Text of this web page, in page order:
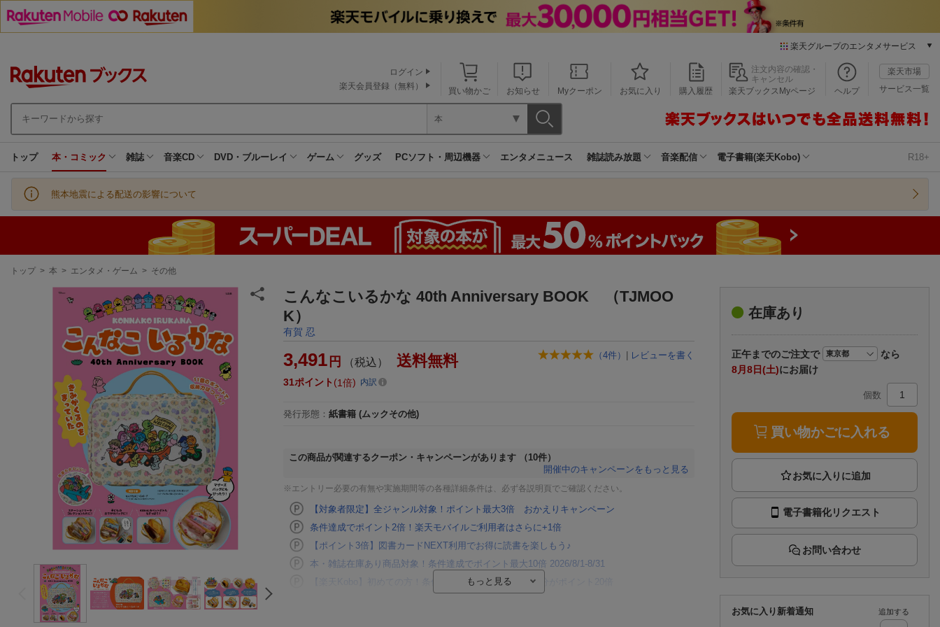
楽天グループのエンタメサービス
本/ゲーム/CD/DVD
楽天ブックス
楽天Kobo
エンタメニュース
推し楽
買い物かご お知らせ Myクーポン お気に入り 購入履歴
注文内容の確認・
キャンセル
楽天ブックスMyページ
ヘルプ
楽天市場
サービス一覧
ログイン
楽天会員登録（無料）
本
トップ 本・コミック 雑誌 音楽CD DVD・ブルーレイ ゲーム グッズ PCソフト・周辺機器 エンタメニュース 雑誌読み放題 音楽配信 電子書籍(楽天Kobo) R18+
熊本地震による配送の影響について
現
トップ > 本 > エンタメ・ゲーム > その他
こんなこいるかな 40th Anniversary BOOK （TJMOO
K）
有賀 忍
（4件） | レビューを書く
3,491 円 （税込） 送料無料
31ポイント 1倍 内訳
発行形態 ： 紙書籍 (ムックその他)
この商品が関連するクーポン・キャンペーンがあります
（10件）
開催中のキャンペーンをもっと見る
※エントリー必要の有無や実施期間等の各種詳細条件は、必ず各説明頁でご確認ください。
【対象者限定】全ジャンル対象！ポイント最大3倍 おかえりキャンペーン
条件達成でポイント2倍！楽天モバイルご利用者はさらに+1倍
【ポイント3倍】図書カードNEXT利用でお得に読書を楽しもう♪
本・雑誌在庫あり商品対象！条件達成でポイント最大10倍 2026/8/1-8/31
【楽天Kobo】初めての方！条件達成で楽天ブックス購入分がポイント20倍
在庫あり
正午までのご注文で
なら
8月8日(土)にお届け
個数
買い物かごに入れる
電子書籍化リクエスト
お問い合わせ
お気に入り新着通知 追加する